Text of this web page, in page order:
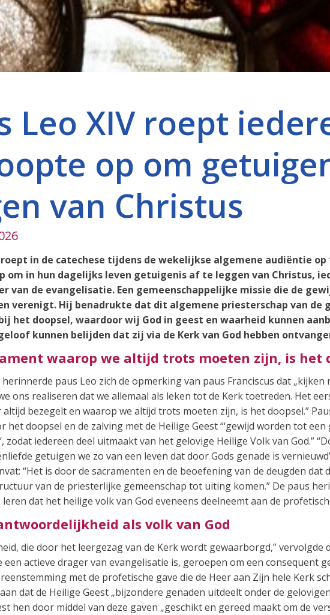
Leo XIV roept
op om
van Christus
roept in de catechese tijdens de wekelijkse algemene audiëntie op
om in hun dagelijks leven getuigenis af te leggen van Christus,
van de evangelisatie. Een gemeenschappelijke missie die de
verenigt. Hij benadrukte dat dit algemene priesterschap van de
het doopsel, waardoor wij God in geest en waarheid kunnen
kunnen belijden dat zij via de Kerk van God hebben
waarop we altijd trots moeten zijn, is het
paus Leo zich de opmerking van paus Franciscus dat „kijken
ons realiseren dat we allemaal als leken tot de Kerk toetreden. Het
bezegelt en waarop we altijd trots moeten zijn, is het doopsel.”
het doopsel en de zalving met de Heilige Geest “‘gewijd worden tot
zodat iedereen deel uitmaakt van het gelovige Heilige Volk van God.”
getuigen we zo van een leven dat door Gods genade is
“Het is door de sacramenten en de beoefening van de deugden dat
van de priesterlijke gemeenschap tot uiting komen.” De paus
leren dat het heilige volk van God eveneens deelneemt aan de
als volk van God
die door het leergezag van de Kerk wordt gewaarborgd,” vervolgde
een actieve drager van evangelisatie is, geroepen om een consequent
met de profetische gave die de Heer aan Zijn hele Kerk
dat de Heilige Geest „bijzondere genaden uitdeelt onder de
hen door middel van deze gaven „geschikt en gereed maakt om de